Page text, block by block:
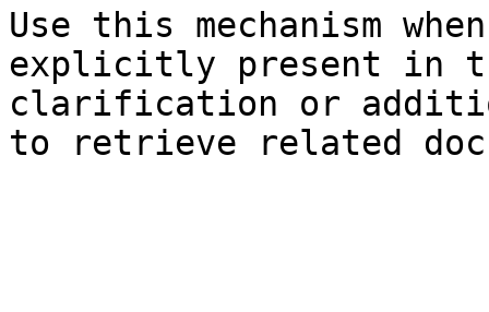
Use this mechanism
explicitly present in
clarification or